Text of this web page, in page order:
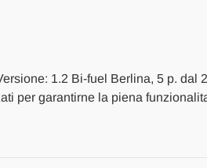
2009
A
2011
[[267272]]
1.2 Bi-fuel Berlina, 5 p. dal
per garantirne la piena